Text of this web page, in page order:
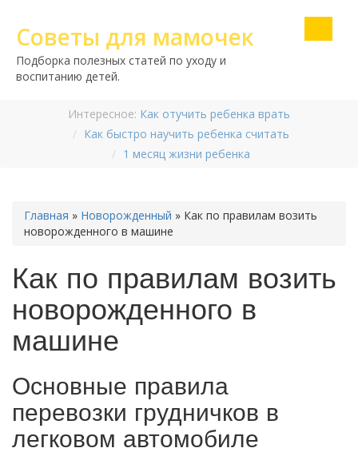
Советы для мамочек
Подборка полезных статей по уходу и
воспитанию детей.
Интересное: Как отучить ребенка врать
Как быстро научить ребенка считать
1 месяц жизни ребенка
Главная » Новорожденный » Как по правилам возить
новорожденного в машине
Как по правилам возить
новорожденного в
машине
Основные правила
перевозки грудничков в
легковом автомобиле